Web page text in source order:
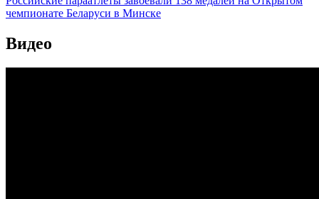
чемпионате Беларуси в Минске
Видео